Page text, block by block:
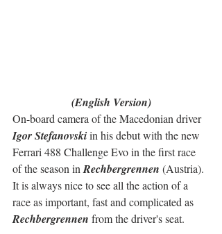
(English Version)
On-board camera of the Macedonian driver
Igor Stefanovski in his debut with the new
Ferrari 488 Challenge Evo in the first race
of the season in Rechbergrennen (Austria).
It is always nice to see all the action of a
race as important, fast and complicated as
Rechbergrennen from the driver's seat.